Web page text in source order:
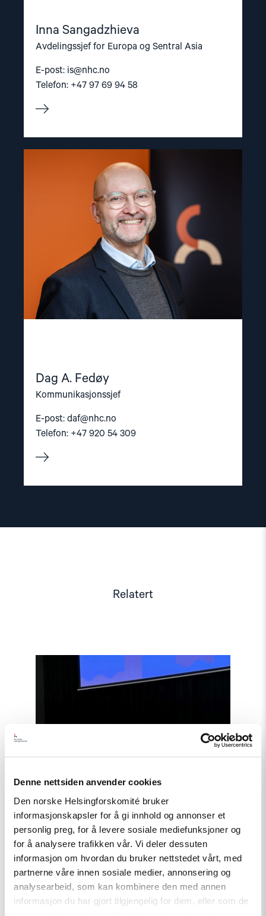
Denne nettsiden anvender cookies
Den norske Helsingforskomité bruker
informasjonskapsler for å gi innhold og annonser et
personlig preg, for å levere sosiale mediefunksjoner og
for å analysere trafikken vår. Vi deler dessuten
informasjon om hvordan du bruker nettstedet vårt, med
partnerne våre innen sosiale medier, annonsering og
analysearbeid, som kan kombinere den med annen
informasjon du har gjort tilgjengelig for dem, eller som de
Inna Sangadzhieva
Avdelingssjef for Europa og Sentral Asia
E-post: is@nhc.no
Telefon: +47 97 69 94 58
Dag A. Fedøy
Kommunikasjonssjef
E-post: daf@nhc.no
Telefon: +47 920 54 309
article
"Dag
Fedøy"
Relatert
"Tydelig
til